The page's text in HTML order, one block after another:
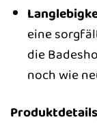
eine
die
noch wie